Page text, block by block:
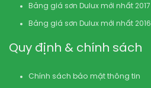
Bảng giá sơn Dulux mới nhất 2017
Bảng giá sơn Dulux mới nhất 2016
Quy định & chính sách
Chính sách bảo mật thông tin